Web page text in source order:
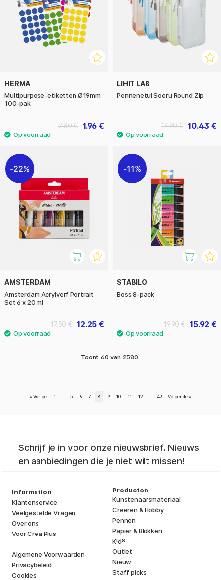
HERMA
Multipurpose-etiketten Ø19mm
100-pak
1.96 €
2.80 €
LIHIT LAB
Pennenetui Soeru Round Zip
10.43 €
14.90 €
22%
AMSTERDAM
Amsterdam Acrylverf Portrait
Set 6 x 20 ml
12.25 €
17.50 €
11%
STABILO
Boss 8-pack
15.92 €
19.90 €
Toont 60 van 2580
« Vorige 1 5 6 7 8 9 10 11 12 43 Volgende »
Schrijf je in voor onze nieuwsbrief. Nieuws
en aanbiedingen die je niet wilt missen!
Information
Klantenservice
Veelgestelde Vragen
Over ons
Voor Crea Plus
Algemene Voorwaarden
Privacybeleid
Cookies
Producten
Kunstenaarsmateriaal
Creëren & Hobby
Pennen
Papier & Blokken
Kids
Outlet
Nieuw
Staff picks